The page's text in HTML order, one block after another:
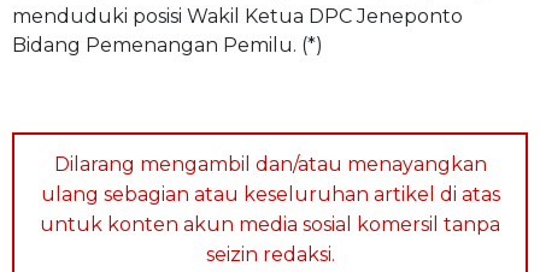
menduduki posisi Wakil Ketua DPC Jeneponto
Bidang Pemenangan Pemilu. (*)
Dilarang mengambil dan/atau menayangkan
ulang sebagian atau keseluruhan artikel di atas
untuk konten akun media sosial komersil tanpa
seizin redaksi.